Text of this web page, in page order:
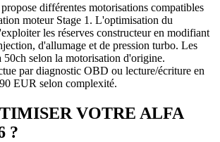
différentes motorisations compatibles
moteur Stage 1. L'optimisation du
les réserves constructeur en modifiant
d'allumage et de pression turbo. Les
50ch selon la motorisation d'origine.
par diagnostic OBD ou lecture/écriture en
EUR selon complexité.
VOTRE ALFA
?